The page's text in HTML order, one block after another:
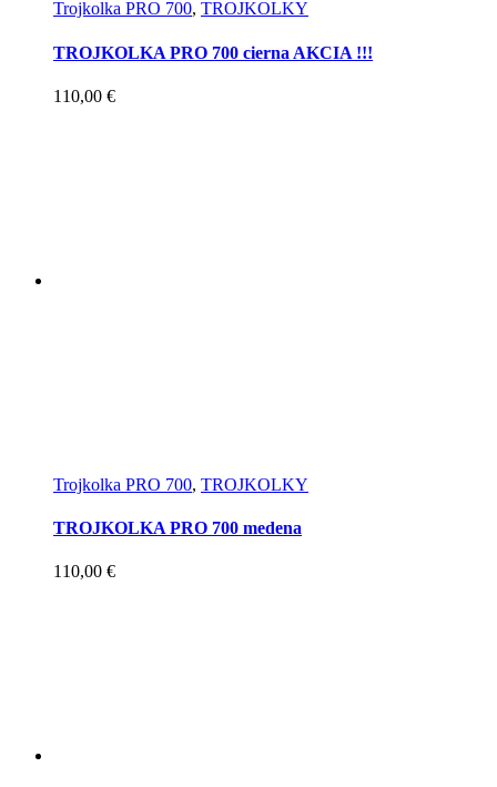
Trojkolka PRO 700, TROJKOLKY
TROJKOLKA PRO 700 cierna AKCIA !!!
110,00 €
Trojkolka PRO 700, TROJKOLKY
TROJKOLKA PRO 700 medena
110,00 €